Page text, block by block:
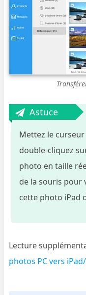
Astuce
Mettez le
double-cliquez
photo en taille
de la souris
cette photo iPad
Lecture
photos PC vers